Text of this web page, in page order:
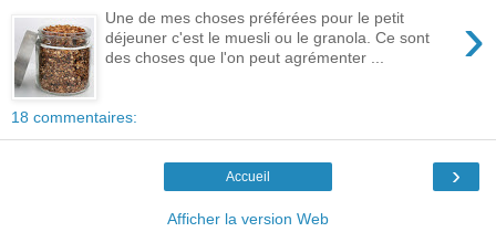
›
Une de mes choses préférées pour le petit
déjeuner c'est le muesli ou le granola. Ce sont
des choses que l'on peut agrémenter ...
18 commentaires:
›
Accueil
Afficher la version Web